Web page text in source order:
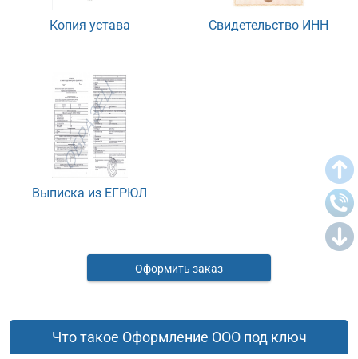
Копия устава Свидетельство ИНН
Выписка из ЕГРЮЛ
Оформить заказ
Что такое Оформление ООО под ключ